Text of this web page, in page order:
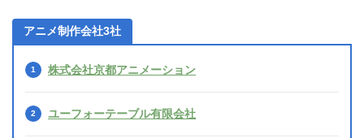
アニメ制作会社3社
株式会社京都アニメーション
ユーフォーテーブル有限会社